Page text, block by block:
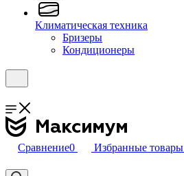
Климатическая техника
Бризеры
Кондиционеры
Сравнение0 Избранные товары